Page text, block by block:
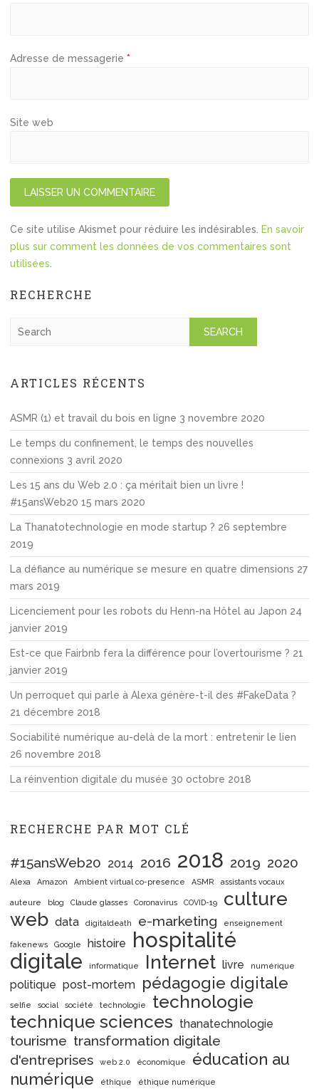
Adresse de messagerie *
Site web
Ce site utilise Akismet pour réduire les indésirables.
En savoir
plus sur comment les données de vos commentaires sont
utilisées
RECHERCHE
h
ARTICLES RÉCENTS
ASMR (1) et travail du bois en ligne 3 novembre 2020
Le temps du confinement, le temps des nouvelles
connexions 3 avril 2020
Les 15 ans du Web 2.0 : ça méritait bien un livre !
#15ansWeb20 15 mars 2020
La Thanatotechnologie en mode startup ? 26 septembre
2019
La défiance au numérique se mesure en quatre dimensions 27
mars 2019
Licenciement pour les robots du Henn-na Hôtel au Japon 24
janvier 2019
Est-ce que Fairbnb fera la différence pour l’overtourisme ? 21
janvier 2019
Un perroquet qui parle à Alexa génère-t-il des #FakeData ?
21 décembre 2018
Sociabilité numérique au-delà de la mort : entretenir le lien
26 novembre 2018
La réinvention digitale du musée 30 octobre 2018
RECHERCHE PAR MOT CLÉ
#15ansWeb20 2014 2016 2018 2019 2020
Alexa Amazon Ambient virtual co-presence ASMR assistants vocaux
auteure blog Claude glasses Coronavirus COVID-19
culture
web data digitaldeath e-marketing enseignement
fakenews Google histoire
hospitalité
digitale
informatique Internet livre numérique
politique post-mortem pédagogie digitale
selfie social société technologie
technologie
technique sciences thanatechnologie
tourisme transformation digitale
d'entreprises
web 2.0 économique
éducation au
numérique
éthique éthique numérique